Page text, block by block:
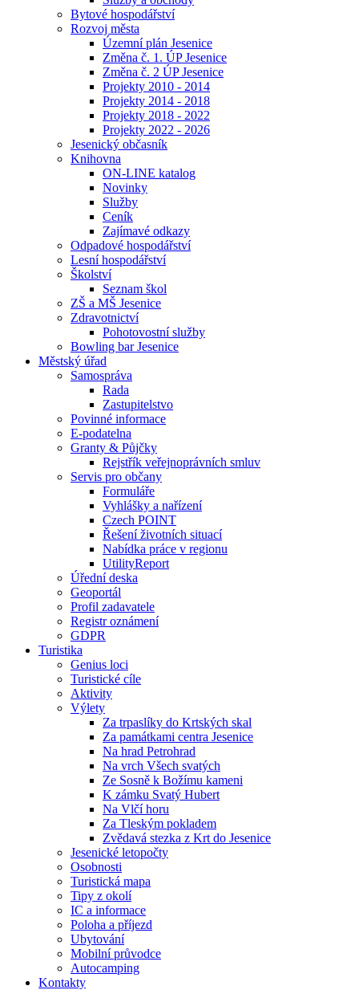
Bytové hospodářství
Rozvoj města
Územní plán Jesenice
Změna č. 1. ÚP Jesenice
Změna č. 2 ÚP Jesenice
Projekty 2010 - 2014
Projekty 2014 - 2018
Projekty 2018 - 2022
Projekty 2022 - 2026
Jesenický občasník
Knihovna
ON-LINE katalog
Novinky
Služby
Ceník
Zajímavé odkazy
Odpadové hospodářství
Lesní hospodářství
Školství
Seznam škol
ZŠ a MŠ Jesenice
Zdravotnictví
Pohotovostní služby
Bowling bar Jesenice
Městský úřad
Samospráva
Rada
Zastupitelstvo
Povinné informace
E-podatelna
Granty & Půjčky
Rejstřík veřejnoprávních smluv
Servis pro občany
Formuláře
Vyhlášky a nařízení
Czech POINT
Řešení životních situací
Nabídka práce v regionu
UtilityReport
Úřední deska
Geoportál
Profil zadavatele
Registr oznámení
GDPR
Turistika
Genius loci
Turistické cíle
Aktivity
Výlety
Za trpaslíky do Krtských skal
Za památkami centra Jesenice
Na hrad Petrohrad
Na vrch Všech svatých
Ze Sosně k Božímu kameni
K zámku Svatý Hubert
Na Vlčí horu
Za Tleským pokladem
Zvědavá stezka z Krt do Jesenice
Jesenické letopočty
Osobnosti
Turistická mapa
Tipy z okolí
IC a informace
Poloha a příjezd
Ubytování
Mobilní průvodce
Autocamping
Kontakty